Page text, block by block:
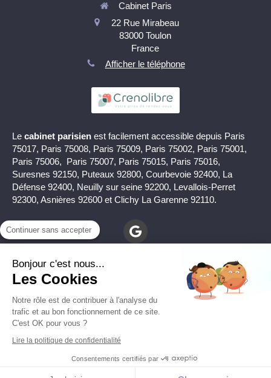
Cabinet Paris
22 Rue Mirabeau
83000 Toulon
France
Afficher le téléphone
Le cabinet parisien est facilement accessible depuis Paris
75017, Paris 75008, Paris 75009, Paris 75002, Paris 75001,
Paris 75006, Paris 75007, Paris 75015, Paris 75016,
Suresnes 92150, Puteaux 92800, Courbevoie 92400, La
Défense 92400, Neuilly sur seine 92200, Levallois-Perret
92300, Asnières 92600 et Clichy La Garenne 92110.
Mentions légales
© Christophe Pichon - Psy à à Toulon (83000) et à Paris
Continuer sans accepter
Bonjour c'est nous...
Les Cookies
Notre rôle est de contribuer à l'analyse du
trafic et au bon fonctionnement de ce site.
C'est OK pour vous ?
Lire la politique de confidentialité
Consentements certifiés par